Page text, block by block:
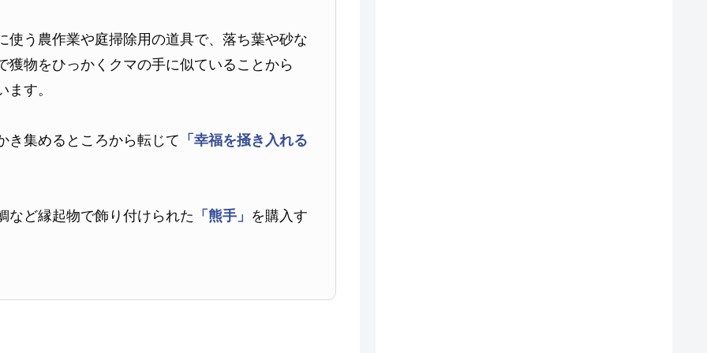
う農作業や庭掃除用の道具で、落ち葉や砂な
物をひっかくクマの手に似ていることから
す。
き集めるところから転じて 「幸福を掻き入れる
など縁起物で飾り付けられた 「熊手」 を購入す